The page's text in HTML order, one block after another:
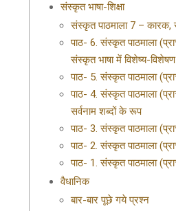
संस्कृत भाषा-शिक्षा
संस्कृत पाठमाला 7 – कारक,
पाठ- 6. संस्कृत पाठमाला
संस्कृत भाषा में विशेष्य-
पाठ- 5. संस्कृत पाठमाला
पाठ- 4. संस्कृत पाठमाला
सर्वनाम शब्दों के रूप
पाठ- 3. संस्कृत पाठमाला
पाठ- 2. संस्कृत पाठमाला
पाठ- 1. संस्कृत पाठमाला
वैधानिक
बार-बार पूछे गये प्रश्न